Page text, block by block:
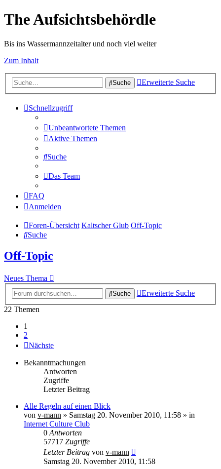
The Aufsichtsbehördle
Bis ins Wassermannzeitalter und noch viel weiter
Zum Inhalt
Suche Erweiterte Suche
Schnellzugriff
Unbeantwortete Themen
Aktive Themen
Suche
Das Team
FAQ
Anmelden
Foren-Übersicht Kaltscher Glub Off-Topic
Suche
Off-Topic
Neues Thema
Suche
Erweiterte Suche
22 Themen
1
2
Nächste
Bekanntmachungen
Antworten
Zugriffe
Letzter Beitrag
Alle Regeln auf einen Blick
von v-mann » Samstag 20. November 2010, 11:58 » in
Internet Culture Club
0 Antworten
57717 Zugriffe
Letzter Beitrag von v-mann
Samstag 20. November 2010, 11:58